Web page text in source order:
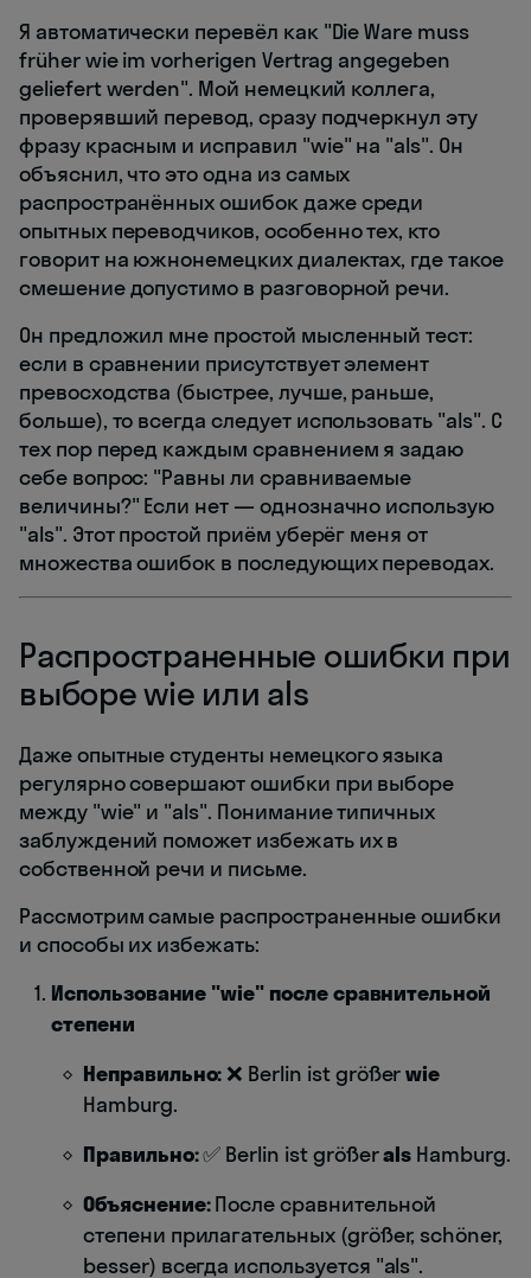
Я автоматически перевёл как "Die Ware muss
früher wie im vorherigen Vertrag angegeben
geliefert werden". Мой немецкий коллега,
проверявший перевод, сразу подчеркнул эту
фразу красным и исправил "wie" на "als". Он
объяснил, что это одна из самых
распространённых ошибок даже среди
опытных переводчиков, особенно тех, кто
говорит на южнонемецких диалектах, где такое
смешение допустимо в разговорной речи.
Он предложил мне простой мысленный тест:
если в сравнении присутствует элемент
превосходства (быстрее, лучше, раньше,
больше), то всегда следует использовать "als". С
тех пор перед каждым сравнением я задаю
себе вопрос: "Равны ли сравниваемые
величины?" Если нет — однозначно использую
"als". Этот простой приём уберёг меня от
множества ошибок в последующих переводах.
Распространенные ошибки при
выборе wie или als
Даже опытные студенты немецкого языка
регулярно совершают ошибки при выборе
между "wie" и "als". Понимание типичных
заблуждений поможет избежать их в
собственной речи и письме.
Рассмотрим самые распространенные ошибки
и способы их избежать:
Использование "wie" после сравнительной
степени
Неправильно: ❌ Berlin ist größerwie
Hamburg.
Правильно:✅ Berlin ist größerals Hamburg.
Объяснение:После сравнительной
степени прилагательных (größer, schöner,
besser) всегда используется "als".